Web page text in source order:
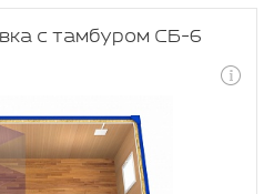
с тамбуром СБ-6